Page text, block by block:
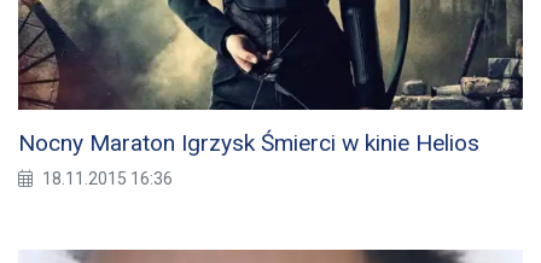
Nocny Maraton Igrzysk Śmierci w kinie Helios
18.11.2015 16:36